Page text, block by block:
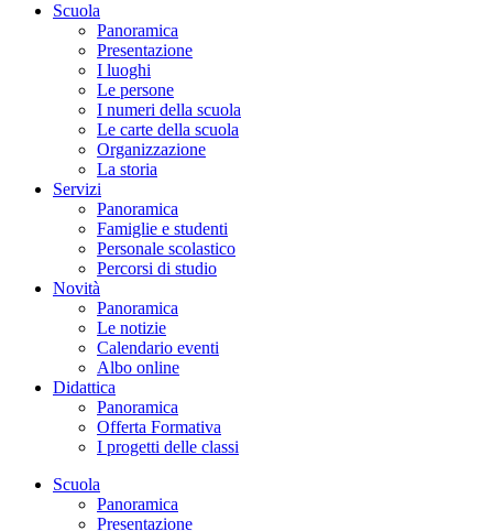
Scuola
Panoramica
Presentazione
I luoghi
Le persone
I numeri della scuola
Le carte della scuola
Organizzazione
La storia
Servizi
Panoramica
Famiglie e studenti
Personale scolastico
Percorsi di studio
Novità
Panoramica
Le notizie
Calendario eventi
Albo online
Didattica
Panoramica
Offerta Formativa
I progetti delle classi
Scuola
Panoramica
Presentazione